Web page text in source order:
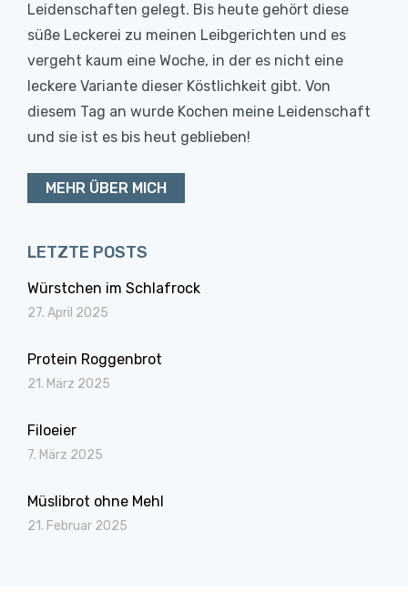
Leidenschaften gelegt. Bis heute gehört diese
süße Leckerei zu meinen Leibgerichten und es
vergeht kaum eine Woche, in der es nicht eine
leckere Variante dieser Köstlichkeit gibt. Von
diesem Tag an wurde Kochen meine Leidenschaft
und sie ist es bis heut geblieben!
MEHR ÜBER MICH
LETZTE POSTS
Würstchen im Schlafrock
27. April 2025
Protein Roggenbrot
21. März 2025
Filoeier
7. März 2025
Müslibrot ohne Mehl
21. Februar 2025